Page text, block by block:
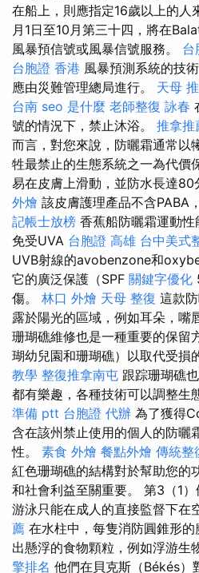
在船上，則應指定16歲以上的人
月1日至10月第三十四，將在
風暴預信號或風暴信號服務。 台
台胞證 香港 風暴預測系統的技
應由災難管理總局進行。 天母
台南 seo 是什麼 老師整復 詠春
號的情況下，禁止沐浴。 推拿推
而言，對您來說，防曬霜通常以
牲最禁止的生態系統之一為代價
易在皮膚上滑動，並防水長達80
外燴 該皮膚護理產品不含PABA
記帳士放榜 香蕉船防曬霜運動
免受UVA 台胞證 高雄 台中美式
UVB射線的avobenzone和
它的廣泛保護（SPF 關鍵字優化
傷。 林口 外燴 天母 整復 這款
露於陽光的區域，例如耳朵，嘴
珊瑚礁維修也是一種重要的保留
瑚幼兒園和珊瑚礁）以取代受損
教學 整復推拿南屯 跟踪珊瑚礁
都有樂趣，各種技術可以調整生
準備 ptt 台胞證 代辦 為了獲得
含在該州禁止使用的個人的防曬
性。 素食 外燴 餐點外燴 傳統整
紅色珊瑚礁的結構對於幫助您的
和社會利益至關重要。 第3（1
游泳只能在成人的直接監督下在
薦 在水柱中，每隻消防圓錐形
出懸浮的食物顆粒，例如浮游生
擎排名 他們在貝克斯（Békés）